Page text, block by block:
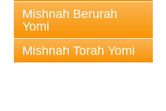
Mishnah Berurah
Yomi
Mishnah Torah Yomi